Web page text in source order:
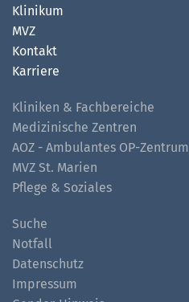
Klinikum
MVZ
Kontakt
Karriere
Kliniken & Fachbereiche
Medizinische Zentren
AOZ - Ambulantes OP-Zentrum
MVZ St. Marien
Pflege & Soziales
Suche
Notfall
Datenschutz
Impressum